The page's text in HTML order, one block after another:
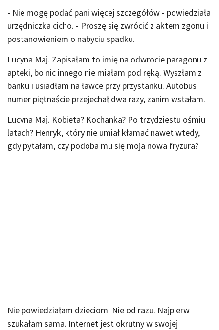
- Nie mogę podać pani więcej szczegółów - powiedziała
urzędniczka cicho. - Proszę się zwrócić z aktem zgonu i
postanowieniem o nabyciu spadku.
Lucyna Maj. Zapisałam to imię na odwrocie paragonu z
apteki, bo nic innego nie miałam pod ręką. Wyszłam z
banku i usiadłam na ławce przy przystanku. Autobus
numer piętnaście przejechał dwa razy, zanim wstałam.
Lucyna Maj. Kobieta? Kochanka? Po trzydziestu ośmiu
latach? Henryk, który nie umiał kłamać nawet wtedy,
gdy pytałam, czy podoba mu się moja nowa fryzura?
Nie powiedziałam dzieciom. Nie od razu. Najpierw
szukałam sama. Internet jest okrutny w swojej